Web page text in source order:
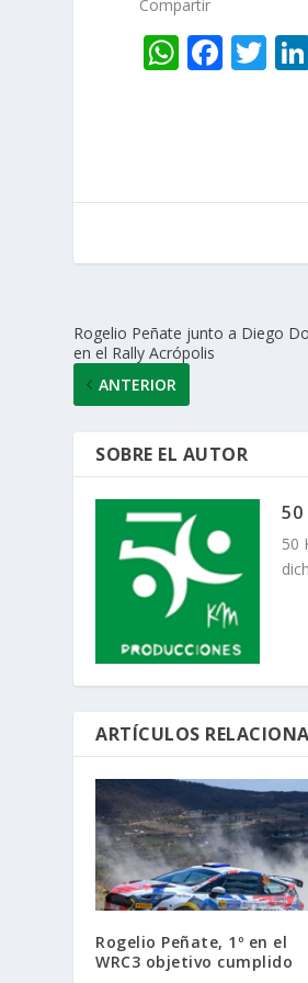
Compartir
W
A
p
F
o
k
T
Rogelio Peñate junto a Diego
en el Rally Acrópolis
ANTERIOR
SOBRE EL AUTOR
50
50
ARTÍCULOS
Rogelio Peñate, 1º en el
WRC3 objetivo cumplido